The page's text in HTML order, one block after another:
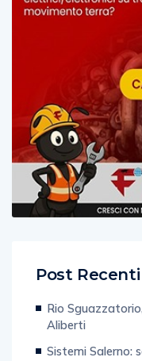
Post Recenti
Rio
Aliberti
Sistemi Salerno: